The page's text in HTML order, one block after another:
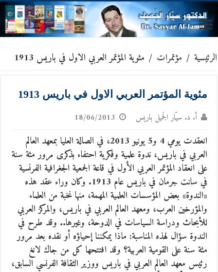
الرئيسية / مؤتمرات / مئوية المؤتمر العربي الاول في باريس 1913
مئوية المؤتمر العربي الاول في باريس 1913
أ. د. سيّار الجَميل باريس 18/06/2013
انعقدت يومي 4 و5 يونيو 2013، في الصالة العليا بمعهد العالم
العربي في باريس، ندوة علمية وفكرية احتفاء بذكرى مرور مئة سنة
على انعقاد المؤتمر العربي الأول في قاعة الجمعية الجغرافية الفرنسية
في سانت جرمان في باريس عام 1913.
وكان وراء عقد هذه
«الندوة» بعض المؤسسات العلمية المهمة، منها نخبة من العلماء
والمؤرخين العرب، ومعهد العالم العربي في باريس، والمركز العربي
للأبحاث ودراسة السياسات في الدوحة، وغيرها.. وقد طرح في
الندوة سؤال لهذه المناسبة: ماذا يمكننا إحياؤه أو نقده بعد مرور
مئة سنة على القومية العربية؟ وقد افتتحها كل من جاك لانغ
رئيس معهد العالم العربي في باريس ووزير الثقافة الفرنسي السابق،